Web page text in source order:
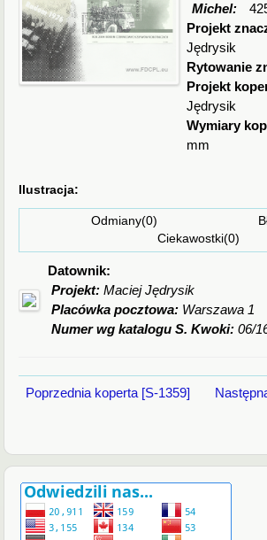
Michel:
Projekt
Jędrysik
Rytowanie
Projekt
Jędrysik
Wymiary
mm
Ilustracja:
Odmiany(0)
Ciekawostki(0)
Datownik:
Projekt:Maciej Jędrysik
Placówka pocztowa: Warszawa 1
Numer wg katalogu S. Kwoki:06/
Poprzednia koperta [S-1359]